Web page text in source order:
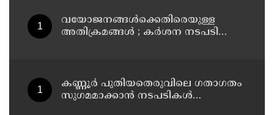
വയോജനങ്ങൾക്കെതിരെയുള്ള
അതിക്രമങ്ങൾ ; കർശന നടപടി
കണ്ണൂർ പുതിയതെരുവിലെ ഗതാഗതം
സുഗമമാക്കാന്‍ നടപടികള്‍